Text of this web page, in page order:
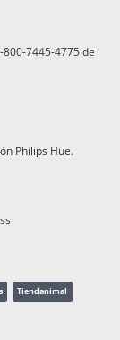
7445-4775 de
Philips Hue.
Tiendanimal